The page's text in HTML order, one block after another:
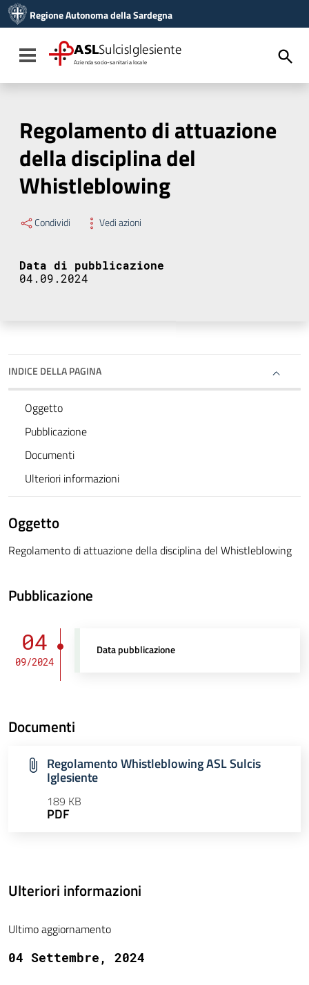
Vai al menu di navigazione
Vai al footer
Regione Autonoma della Sardegna
Toggle navigation
ASLSulcisIglesiente
Azienda socio-sanitaria locale
Regolamento di attuazione
della disciplina del
Whistleblowing
Condividi Vedi azioni
Data di pubblicazione
04.09.2024
INDICE DELLA PAGINA
Oggetto
Pubblicazione
Documenti
Ulteriori informazioni
Oggetto
Regolamento di attuazione della disciplina del Whistleblowing
Pubblicazione
04
09/2024
Data pubblicazione
Documenti
Regolamento Whistleblowing ASL Sulcis
Iglesiente
189 KB
PDF
Ulteriori informazioni
Ultimo aggiornamento
04 Settembre, 2024